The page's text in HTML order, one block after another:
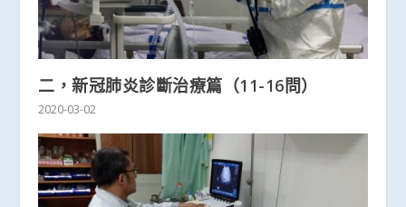
二，新冠肺炎診斷治療篇（11-16問）
2020-03-02